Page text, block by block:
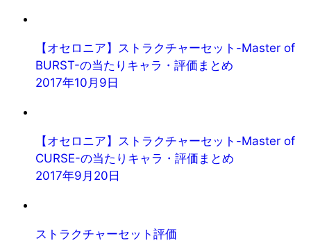
【オセロニア】ストラクチャーセット-Master of
BURST-の当たりキャラ・評価まとめ
2017年10月9日
【オセロニア】ストラクチャーセット-Master of
CURSE-の当たりキャラ・評価まとめ
2017年9月20日
ストラクチャーセット評価